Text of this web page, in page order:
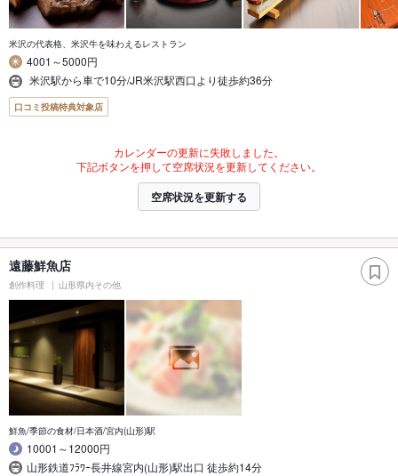
米沢の代表格、米沢牛を味わえるレストラン
4001～5000円
米沢駅から車で10分/JR米沢駅西口より徒歩約36分
口コミ投稿特典対象店
カレンダーの更新に失敗しました。
下記ボタンを押して空席状況を更新してください。
空席状況を更新する
遠藤鮮魚店
創作料理 山形県内その他
鮮魚/季節の食材/日本酒/宮内(山形)駅
10001～12000円
山形鉄道ﾌﾗﾜｰ長井線宮内(山形)駅出口 徒歩約14分